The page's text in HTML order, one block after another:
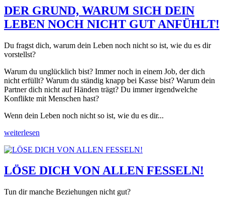
DER GRUND, WARUM SICH DEIN
LEBEN NOCH NICHT GUT ANFÜHLT!
Du fragst dich, warum dein Leben noch nicht so ist, wie du es dir
vorstellst?
Warum du unglücklich bist? Immer noch in einem Job, der dich
nicht erfüllt? Warum du ständig knapp bei Kasse bist? Warum dein
Partner dich nicht auf Händen trägt? Du immer irgendwelche
Konflikte mit Menschen hast?
Wenn dein Leben noch nicht so ist, wie du es dir...
weiterlesen
LÖSE DICH VON ALLEN FESSELN!
Tun dir manche Beziehungen nicht gut?